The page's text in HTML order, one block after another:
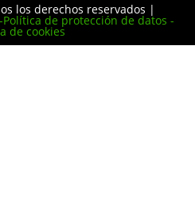
los derechos reservados |
Política de protección de datos -
de cookies